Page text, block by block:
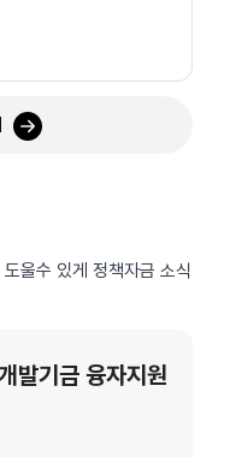
울수 있게 정책자금 소식
발기금 융자지원